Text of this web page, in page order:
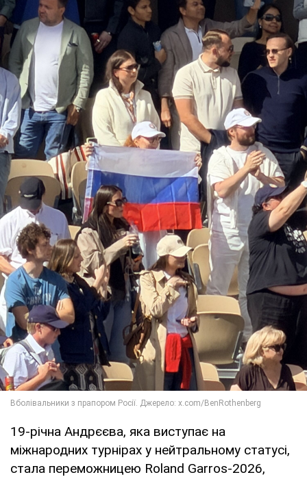
19-річна Андрєєва, яка виступає на
міжнародних турнірах у нейтральному статусі,
стала переможницею Roland Garros-2026,